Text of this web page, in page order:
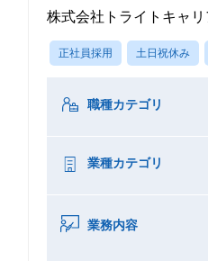
株式会社トライトキャリ
正社員採用 土日祝休み
職種カテゴリ
業種カテゴリ
業務内容